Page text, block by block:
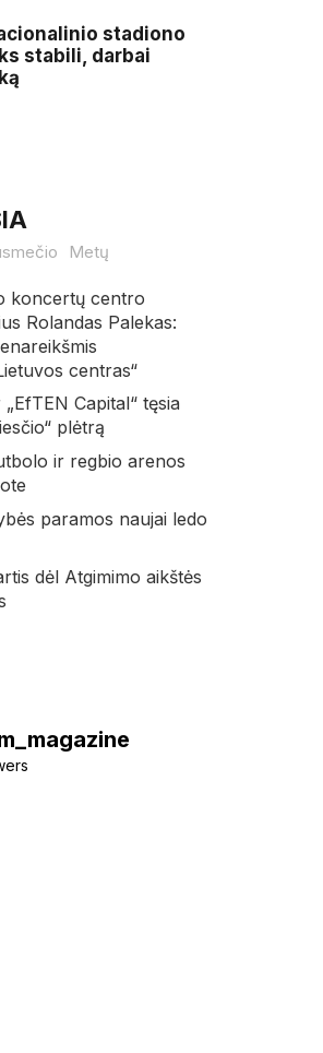
stadiono
stabili, darbai
Metų
koncertų centro
Rolandas Palekas:
centras“
„EfTEN Capital“ tęsia
plėtrą
ir regbio arenos
paramos naujai ledo
dėl Atgimimo aikštės